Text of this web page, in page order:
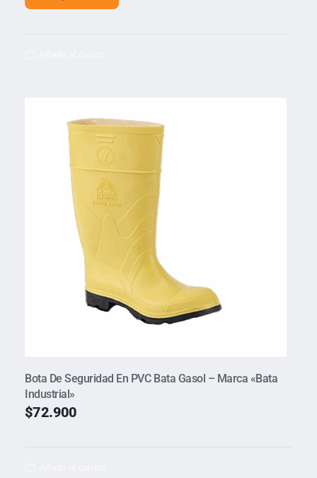
Bota De Seguridad En PVC Bata Gasol – Marca «Bata
Industrial»
$72.900